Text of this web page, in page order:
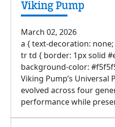
Viking Pump
March 02, 2026
a { text-decoration:
tr td { border: 1px solid
background-color:
Viking Pump’s Universal
evolved across four
performance while